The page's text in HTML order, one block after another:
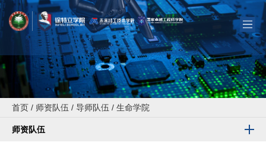
首页 / 师资队伍 / 导师队伍 / 生命学院
师资队伍